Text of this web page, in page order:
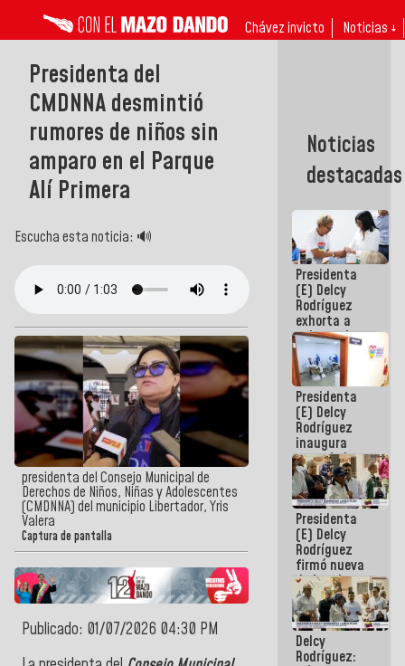
Chávez invicto Noticias ↓
Presidenta del
CMDNNA desmintió
rumores de niños sin
amparo en el Parque
Alí Primera
Escucha esta noticia: 🔊
presidenta del Consejo Municipal de
Derechos de Niños, Niñas y Adolescentes
(CMDNNA) del municipio Libertador, Yris
Valera
Captura de pantalla
Publicado: 01/07/2026 04:30 PM
Noticias
destacadas
Presidenta
(E) Delcy
Rodríguez
exhorta a
gobernadores
y alcaldes a
edificar
casas para
abuelos
Presidenta
(E) Delcy
Rodríguez
inaugura
casa de los
Abuelos
Primavera
en Caracas
Presidenta
(E) Delcy
Rodríguez
firmó nueva
de Ley de
Arrendamiento
aprobada
por la AN
Delcy
Rodríguez: